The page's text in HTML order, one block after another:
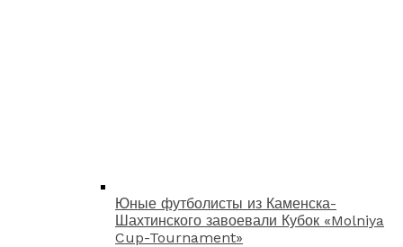
Юные футболисты из Каменска-
Шахтинского завоевали Кубок «Molniya
Cup-Tournament»